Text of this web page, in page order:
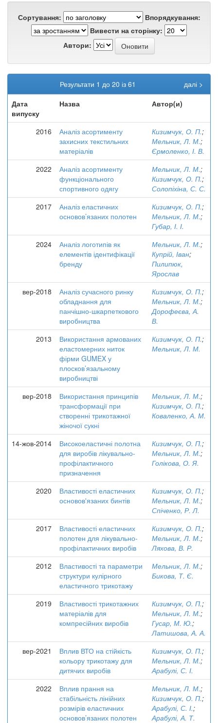
Сортування:
Впорядкування:
Вивести на сторінку:
Автори:
Результати 1 до 20 із 61
далі >
Дата
випуску
Назва Автор(и)
2016
Аналіз асортименту
захисних текстильних
матеріалів
Кизимчук, О. П.;
Мельник, Л. М.;
Єрмоленко, І. В.
2022
Аналіз асортименту
функціонального
спортивного одягу
Мельник, Л. М.;
Кизимчук, О. П.;
Солопіхіна, С. С.
2017
Аналіз еластичних
основов’язаних полотен
Кизимчук, О. П.;
Мельник, Л. М.;
Губар, І. І.
2024
Аналіз логотипів як
елементів ідентифікації
бренду
Мельник, Л. М.;
Купрій, Іван;
Пилипюк,
Ярослав
вер-2018
Аналіз сучасного ринку
обладнання для
панчішно-шкарпеткового
виробництва
Кизимчук, О. П.;
Мельник, Л. М.;
Дорофеєва, А.
В.
2013
Використання армованих
еластомерних ниток
фірми GUMEX у
плосков’язальному
виробництві
Кизимчук, О. П.;
Мельник, Л. М.
вер-2018
Використання принципів
трансформації при
створенні трикотажної
жіночої сукні
Мельник, Л. М.;
Кизимчук, О. П.;
Коваленко, А. М.
14-жов-2014
Високоеластичні полотна
для виробів лікувально-
профілактичного
призначення
Кизимчук, О. П.;
Мельник, Л. М.;
Голікова, О. Я.
2020
Властивості еластичних
основов'язаних бинтів
Кизимчук, О. П.;
Мельник, Л. М.;
Спіченко, Р. Л.
2017
Властивості еластичних
полотен для лікувально-
профілактичних виробів
Кизимчук, О. П.;
Мельник, Л. М.;
Ляхова, В. Р.
2012
Властивості та параметри
структури кулірного
еластичного трикотажу
Мельник, Л. М.;
Бикова, Т. Є.
2019
Властивості трикотажних
матеріалів для
компресійних виробів
Кизимчук, О. П.;
Мельник, Л. М.;
Гусар, М. Ю.;
Латишова, А. А.
вер-2021
Вплив ВТО на стійкість
кольору трикотажу для
дитячих виробів
Кизимчук, О. П.;
Мельник, Л. М.;
Арабулі, С. І.
2022
Вплив прання на
стабільність лінійних
розмірів еластичних
основов’язаних полотен
Мельник, Л. М.;
Кизимчук, О. П.;
Арабулі, С. І.;
Арабулі, А. Т.